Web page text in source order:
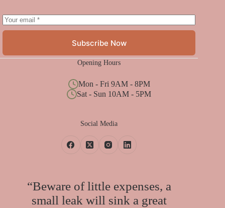
Subscribe Now
Opening Hours
Mon - Fri 9AM - 8PM
Sat - Sun 10AM - 5PM
Social Media
“Beware of little expenses, a
small leak will sink a great